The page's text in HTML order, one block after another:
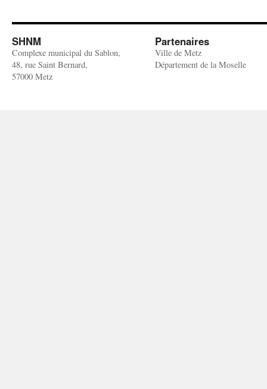
SHNM
Complexe municipal du Sablon,
48, rue Saint Bernard,
57000 Metz
Partenaires
Ville de Metz
Département de la Moselle